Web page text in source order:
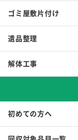
ゴミ屋敷片付け
遺品整理
解体工事
初めての方へ